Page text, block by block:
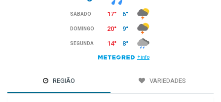
REGIÃO VARIEDADES